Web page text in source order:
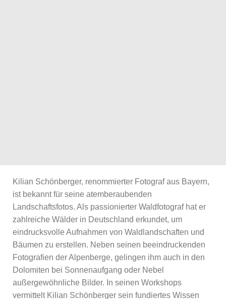
Kilian Schönberger, renommierter Fotograf aus Bayern,
ist bekannt für seine atemberaubenden
Landschaftsfotos. Als passionierter Waldfotograf hat er
zahlreiche Wälder in Deutschland erkundet, um
eindrucksvolle Aufnahmen von Waldlandschaften und
Bäumen zu erstellen. Neben seinen beeindruckenden
Fotografien der Alpenberge, gelingen ihm auch in den
Dolomiten bei Sonnenaufgang oder Nebel
außergewöhnliche Bilder. In seinen Workshops
vermittelt Kilian Schönberger sein fundiertes Wissen